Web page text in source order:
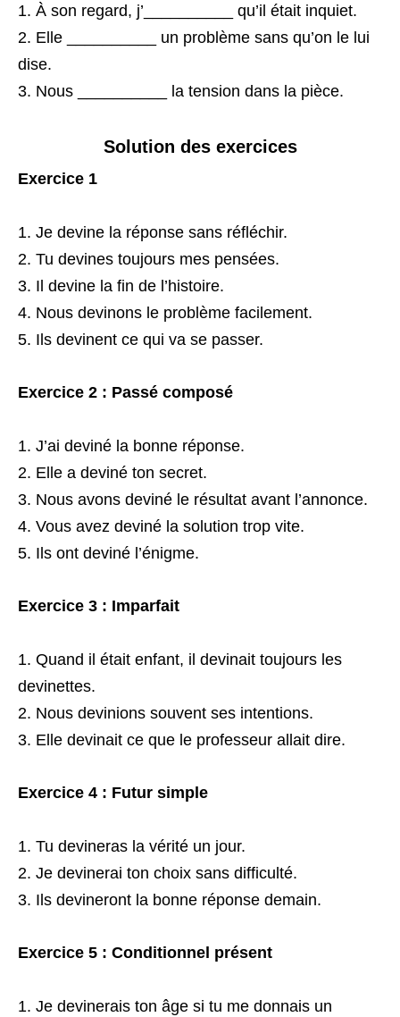
À son regard, j’__________ qu’il était inquiet.
Elle __________ un problème sans qu’on le lui
dise.
Nous __________ la tension dans la pièce.
Solution des exercices
Exercice 1
Je devine la réponse sans réfléchir.
Tu devines toujours mes pensées.
Il devine la fin de l’histoire.
Nous devinons le problème facilement.
Ils devinent ce qui va se passer.
Exercice 2 : Passé composé
J’ai deviné la bonne réponse.
Elle a deviné ton secret.
Nous avons deviné le résultat avant l’annonce.
Vous avez deviné la solution trop vite.
Ils ont deviné l’énigme.
Exercice 3 : Imparfait
Quand il était enfant, il devinait toujours les
devinettes.
Nous devinions souvent ses intentions.
Elle devinait ce que le professeur allait dire.
Exercice 4 : Futur simple
Tu devineras la vérité un jour.
Je devinerai ton choix sans difficulté.
Ils devineront la bonne réponse demain.
Exercice 5 : Conditionnel présent
Je devinerais ton âge si tu me donnais un